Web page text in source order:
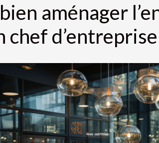
aménager
chef d’entreprise